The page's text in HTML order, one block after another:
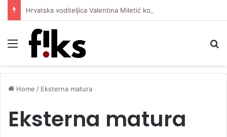
Menu
Home / Eksterna matura
Eksterna matura